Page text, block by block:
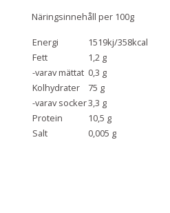
Näringsinnehåll per 100g
Energi
1519kj/358kcal
Fett
1,2 g
-varav mättat 0,3 g
Kolhydrater
75 g
-varav socker3,3 g
Protein
10,5 g
Salt
0,005 g